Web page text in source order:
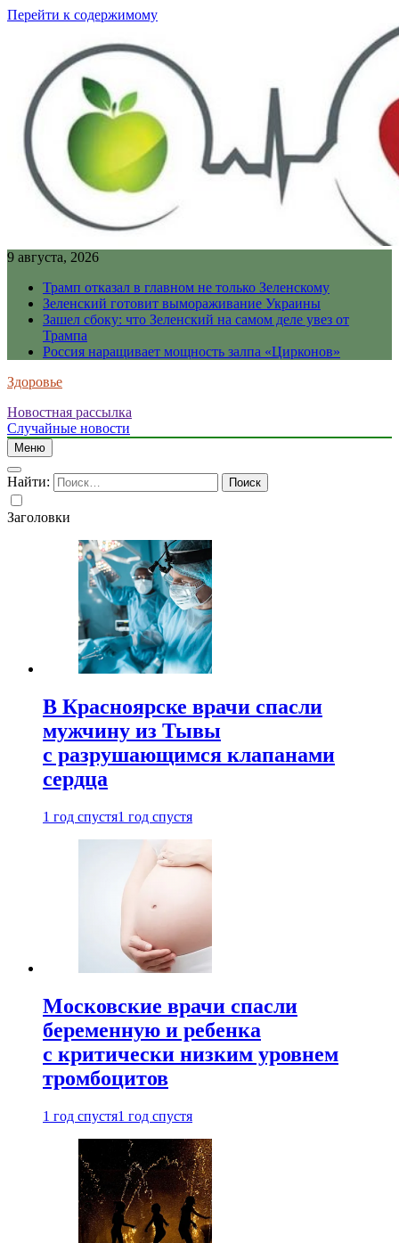
Перейти к содержимому
9 августа, 2026
Трамп отказал в главном не только Зеленскому
Зеленский готовит вымораживание Украины
Зашел сбоку: что Зеленский на самом деле увез от
Трампа
Россия наращивает мощность залпа «Цирконов»
Здоровье
Новостная рассылка
Случайные новости
Меню
Найти:
Заголовки
В Красноярске врачи спасли
мужчину из Тывы
с разрушающимся клапанами
сердца
1 год спустя1 год спустя
Московские врачи спасли
беременную и ребенка
с критически низким уровнем
тромбоцитов
1 год спустя1 год спустя